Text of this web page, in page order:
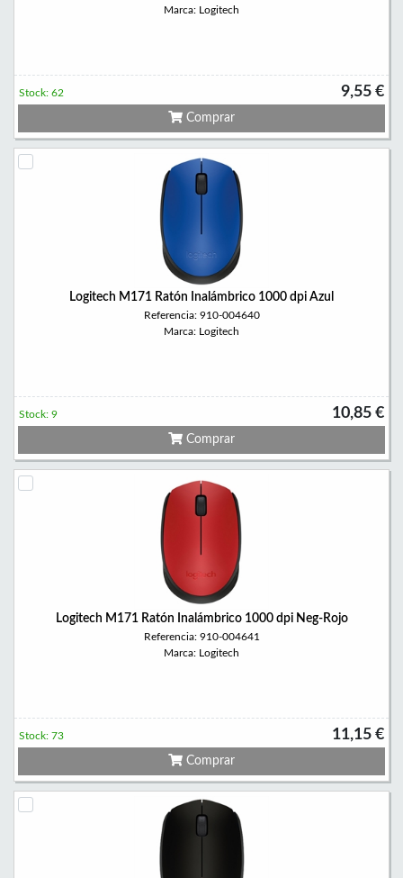
Marca: Logitech
9,55 €
Stock: 62
Comprar
Logitech M171 Ratón Inalámbrico 1000 dpi Azul
Referencia: 910-004640
Marca: Logitech
10,85 €
Stock: 9
Comprar
Logitech M171 Ratón Inalámbrico 1000 dpi Neg-Rojo
Referencia: 910-004641
Marca: Logitech
11,15 €
Stock: 73
Comprar